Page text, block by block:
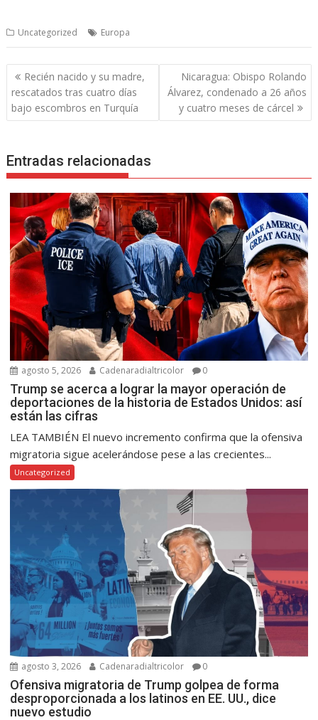
Uncategorized Europa
Navegación
de
entradas
Recién nacido y su madre,
rescatados tras cuatro días
bajo escombros en Turquía
Nicaragua: Obispo Rolando
Álvarez, condenado a 26 años
y cuatro meses de cárcel
Entradas relacionadas
agosto 5, 2026 Cadenaradialtricolor 0
Trump se acerca a lograr la mayor operación de
deportaciones de la historia de Estados Unidos: así
están las cifras
LEA TAMBIÉN El nuevo incremento confirma que la ofensiva
migratoria sigue acelerándose pese a las crecientes...
Uncategorized
agosto 3, 2026 Cadenaradialtricolor 0
Ofensiva migratoria de Trump golpea de forma
desproporcionada a los latinos en EE. UU., dice
nuevo estudio